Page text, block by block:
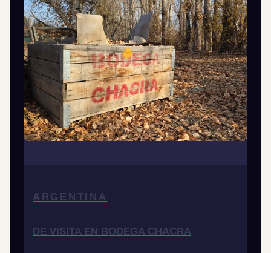
ARGENTINA
DE VISITA EN BODEGA CHACRA